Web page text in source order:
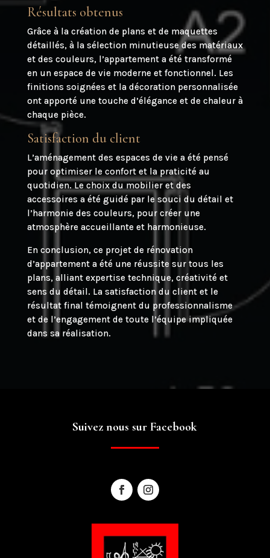
Résultats obtenus
Grâce à la création de plans et de maquettes
détaillés, à la sélection minutieuse des matériaux
et des couleurs, l’appartement a été transformé
en un espace de vie moderne et fonctionnel. Les
finitions soignées et la décoration personnalisée
ont apporté une touche d’élégance et de chaleur à
chaque pièce.
Satisfaction du client
L’aménagement des espaces de vie a été pensé
pour optimiser le confort et la praticité au
quotidien. Le choix du mobilier et des
accessoires a été guidé par le souci du détail et
l’harmonie des couleurs, pour créer une
atmosphère accueillante et harmonieuse.
En conclusion, ce projet de rénovation
d’appartement a été une réussite sur tous les
plans, alliant expertise technique, créativité et
sens du détail. La satisfaction du client et le
résultat final témoignent du professionnalisme
et de l’engagement de toute l’équipe impliquée
dans sa réalisation.
Suivez nous sur Facebook